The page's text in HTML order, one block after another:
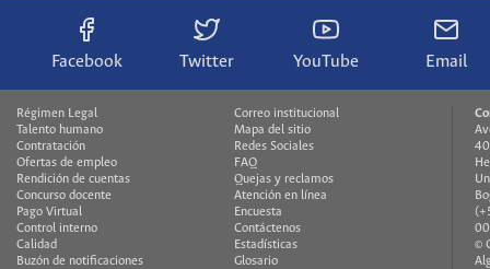
Facebook Twitter YouTube Email
Régimen Legal
Talento humano
Contratación
Ofertas de empleo
Rendición de cuentas
Concurso docente
Pago Virtual
Control interno
Calidad
Buzón de notificaciones
Correo institucional
Mapa del sitio
Redes Sociales
FAQ
Quejas y reclamos
Atención en línea
Encuesta
Contáctenos
Estadísticas
Glosario
©